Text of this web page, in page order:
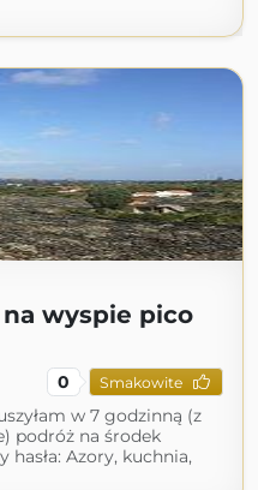
wyspie pico
0 Smakowite
w 7 godzinną (z
podróż na środek
Azory, kuchnia,